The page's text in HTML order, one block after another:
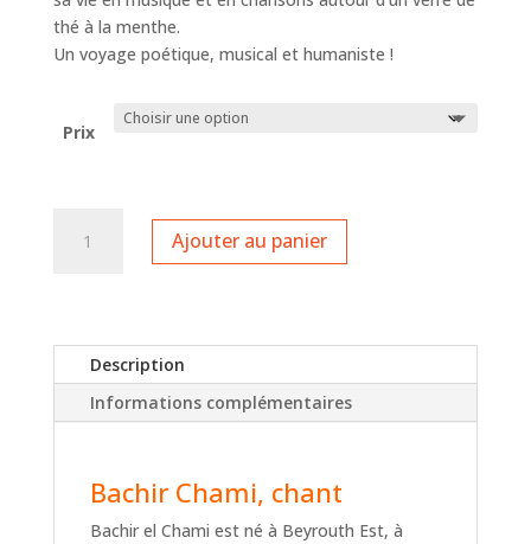
thé à la menthe.
Un voyage poétique, musical et humaniste !
Prix
Ajouter au panier
Description
Informations complémentaires
Bachir Chami, chant
Bachir el Chami est né à Beyrouth Est, à